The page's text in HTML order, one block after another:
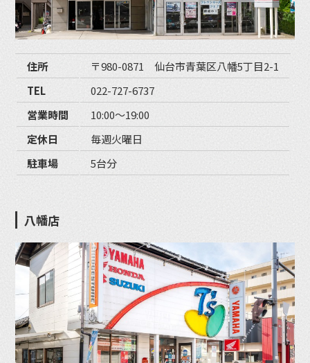
住所
〒980-0871 仙台市青葉区八幡5丁目2-1
TEL
022-727-6737
営業時間
10:00〜19:00
定休日
毎週火曜日
駐車場
5台分
八幡店